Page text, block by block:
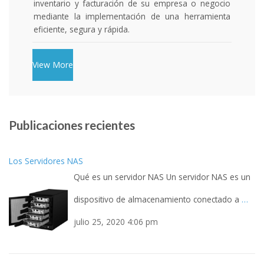
inventario y facturación de su empresa o negocio
mediante la implementación de una herramienta
eficiente, segura y rápida.
View More
Publicaciones recientes
Los Servidores NAS
Qué es un servidor NAS Un servidor NAS es un
dispositivo de almacenamiento conectado a
julio 25, 2020 4:06 pm